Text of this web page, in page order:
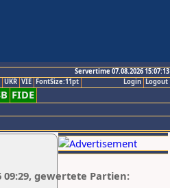
Servertime 07.08.2026 15:07:13
Logout
Login
UKR VIE FontSize:11pt
FIDE
09:29, gewertete Partien: